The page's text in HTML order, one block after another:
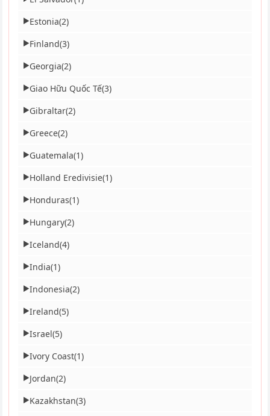
▶Estonia(2)
▶Finland(3)
▶Georgia(2)
▶Giao Hữu Quốc Tế(3)
▶Gibraltar(2)
▶Greece(2)
▶Guatemala(1)
▶Holland Eredivisie(1)
▶Honduras(1)
▶Hungary(2)
▶Iceland(4)
▶India(1)
▶Indonesia(2)
▶Ireland(5)
▶Israel(5)
▶Ivory Coast(1)
▶Jordan(2)
▶Kazakhstan(3)